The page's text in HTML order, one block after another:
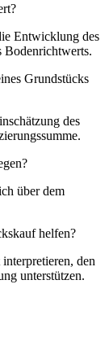
Entwicklung des
Bodenrichtwerts.
Grundstücks
des
über dem
helfen?
den
unterstützen.